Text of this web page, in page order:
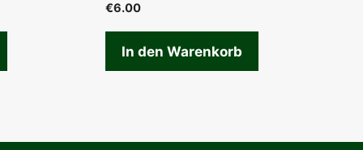
€6.00
In den Warenkorb